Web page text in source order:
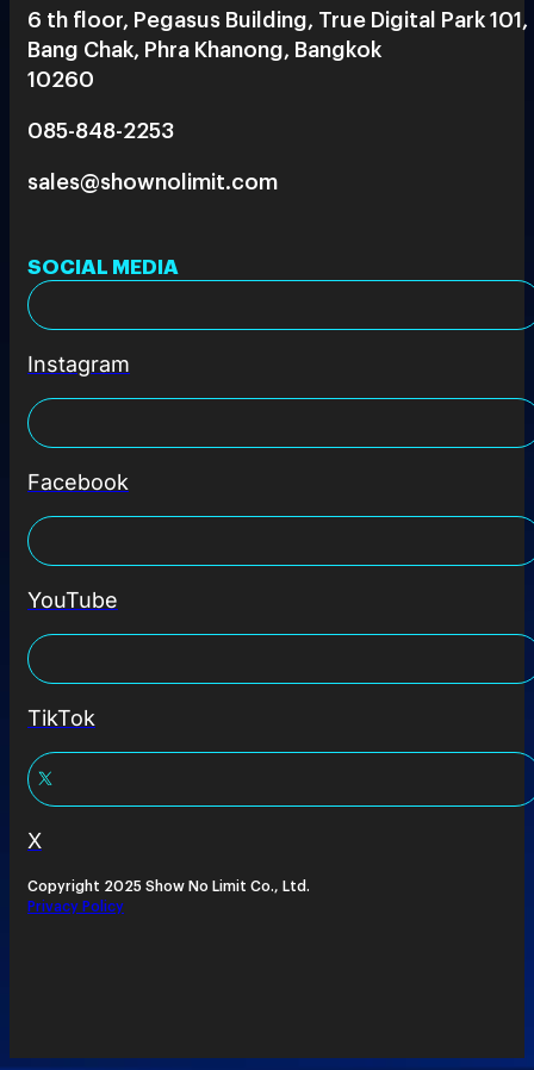
6 th floor, Pegasus Building, True Digital Park 101,
Bang Chak, Phra Khanong, Bangkok
10260
085-848-2253
sales@shownolimit.com
SOCIAL MEDIA
Instagram
Facebook
YouTube
TikTok
X
Copyright 2025 Show No Limit Co., Ltd.
Privacy Policy